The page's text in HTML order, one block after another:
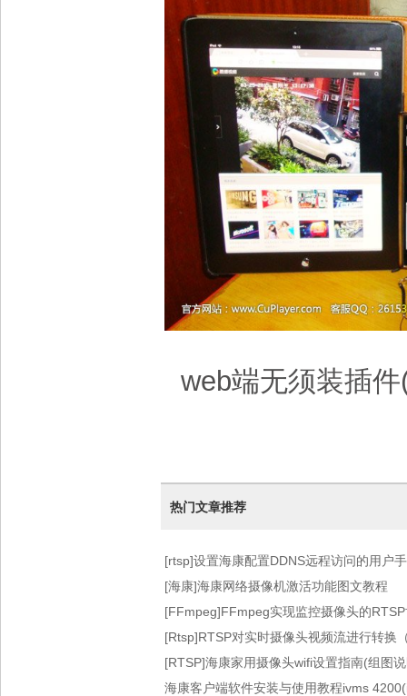
web端无须装插
热门文章推荐
[rtsp]设置海康配置DDNS远程访问的用户
[海康]海康网络摄像机激活功能图文教程
[FFmpeg]FFmpeg实现监控摄像头的
[Rtsp]RTSP对实时摄像头视频流进行转换
[RTSP]海康家用摄像头wifi设置指南(组图
海康客户端软件安装与使用教程ivms